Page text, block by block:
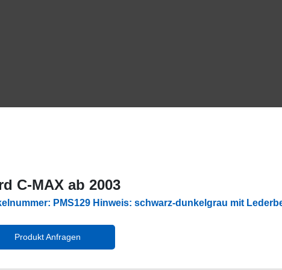
C-MAX ab 2003
PMS129 Hinweis: schwarz-dunkelgrau mit
Produkt Anfragen